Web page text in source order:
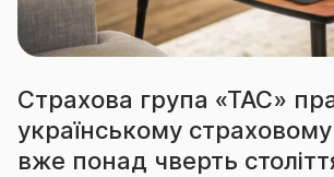
Страхова група «ТАС»
українському
вже понад чверть